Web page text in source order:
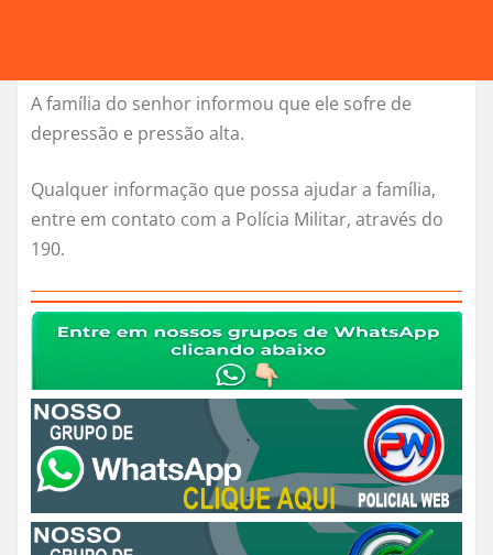
A família do senhor informou que ele sofre de
depressão e pressão alta.
Qualquer informação que possa ajudar a família,
entre em contato com a Polícia Militar, através do
190.